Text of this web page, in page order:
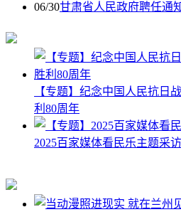
06/30甘肃省人民政府聘任通
【专题】纪念中国人民抗日
利80周年
2025百家媒体看民乐主题采